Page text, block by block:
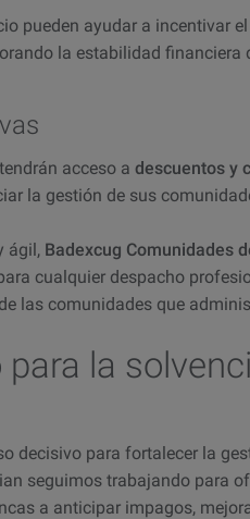
pueden ayudar a incentivar
la estabilidad financiera
acceso a descuentos y
la gestión de sus
ágil, Badexcug Comunidades
cualquier despacho
las comunidades que
la
decisivo para fortalecer la
seguimos trabajando para
a anticipar impagos,